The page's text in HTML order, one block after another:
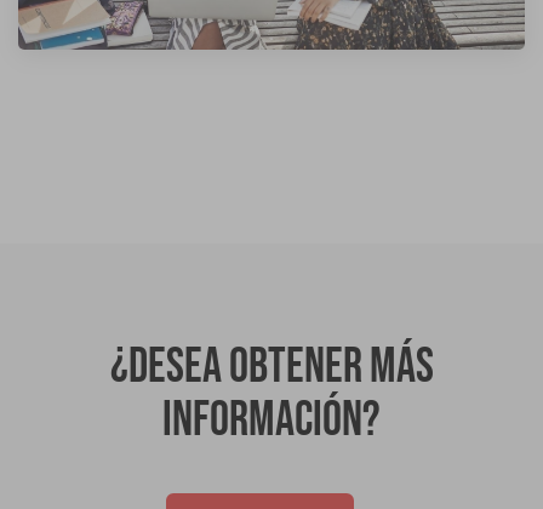
¿Desea obtener más
información?